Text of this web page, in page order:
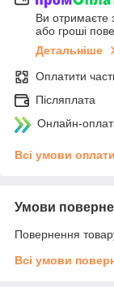
Ви отримаєте
або гроші
Детальніше
Оплатити
Післяплата
Онлайн-
Всі умови оплати
Умови
Повернення
Всі умови